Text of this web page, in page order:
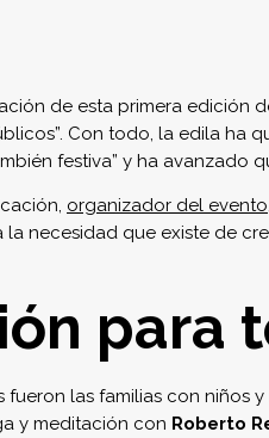
de esta primera
Con todo, la edila ha
festiva” y ha avanzado
organizador del evento
necesidad que existe de
para
fueron las familias con
y meditación con Roberto